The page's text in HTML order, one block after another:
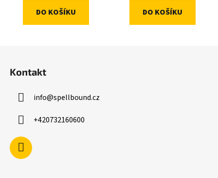
DO KOŠÍKU DO KOŠÍKU
Kontakt
info@spellbound.cz
+420732160600